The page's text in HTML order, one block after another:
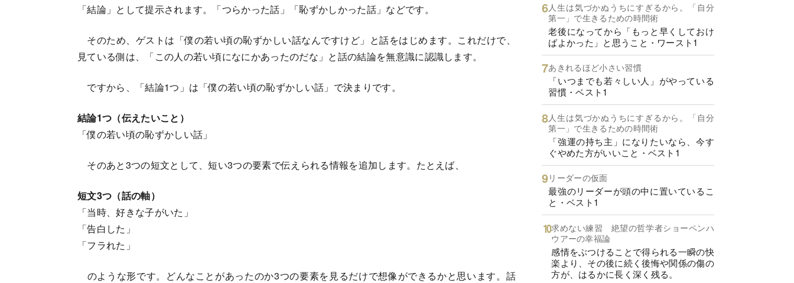
「結論」として提示されます。「つらかった話」「恥ずかしかった話」などです。
そのため、ゲストは「僕の若い頃の恥ずかしい話なんですけど」と話をはじめます。これだけで、
見ている側は、「この人の若い頃になにかあったのだな」と話の結論を無意識に認識します。
ですから、「結論1つ」は「僕の若い頃の恥ずかしい話」で決まりです。
結論1つ（伝えたいこと）
「僕の若い頃の恥ずかしい話」
そのあと3つの短文として、短い3つの要素で伝えられる情報を追加します。たとえば、
短文3つ（話の軸）
「当時、好きな子がいた」
「告白した」
「フラれた」
のような形です。どんなことがあったのか3つの要素を見るだけで想像ができるかと思います。話
人生は気づかぬうちにすぎるから。「自分
第一」で生きるための時間術
老後になってから「もっと早くしておけ
ばよかった」と思うこと・ワースト1
あきれるほど小さい習慣
「いつまでも若々しい人」がやっている
習慣・ベスト1
人生は気づかぬうちにすぎるから。「自分
第一」で生きるための時間術
「強運の持ち主」になりたいなら、今す
ぐやめた方がいいこと・ベスト1
リーダーの仮面
最強のリーダーが頭の中に置いているこ
と・ベスト1
求めない練習 絶望の哲学者ショーペンハ
ウアーの幸福論
感情をぶつけることで得られる一瞬の快
楽より、その後に続く後悔や関係の傷の
方が、はるかに長く深く残る。